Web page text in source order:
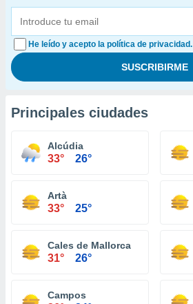
He leído y acepto la política de privacidad.
Principales ciudades
Alcúdia
33° 26°
Artà
33° 25°
Cales de Mallorca
31° 26°
Campos